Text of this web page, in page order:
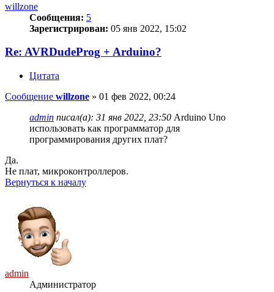
willzone
Сообщения: 5
Зарегистрирован: 05 янв 2022, 15:02
Re: AVRDudeProg + Arduino?
Цитата
Сообщение willzone » 01 фев 2022, 00:24
admin писал(а): 31 янв 2022, 23:50 Arduino Uno
использовать как программатор для
программирования других плат?
Да.
Не плат, микроконтроллеров.
Вернуться к началу
admin
Администратор